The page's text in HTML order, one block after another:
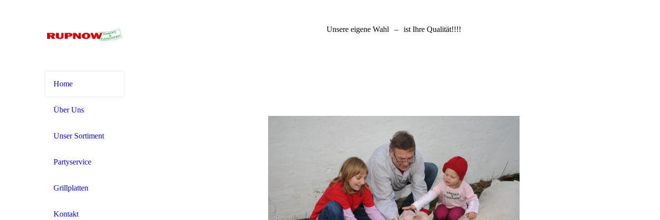
Unsere eigene Wahl – ist Ihre Qualität!!!!
Home
Über Uns
Unser Sortiment
Partyservice
Grillplatten
Kontakt